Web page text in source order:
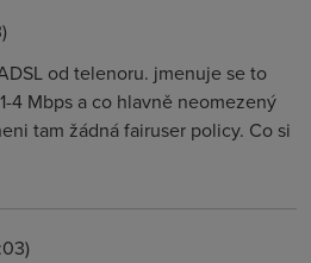
od telenoru. jmenuje se to
4 Mbps a co hlavně neomezený
tam žádná fairuser policy. Co si